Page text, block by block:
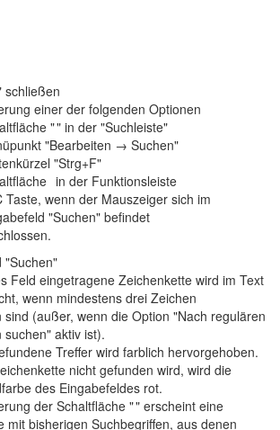
schließen
einer der folgenden Optionen
"" in der "Suchleiste"
"Bearbeiten → Suchen"
"Strg+F"
in der Funktionsleiste
Taste, wenn der Mauszeiger sich im
"Suchen" befindet
"Suchen"
Feld eingetragene Zeichenkette wird im Text
wenn mindestens drei Zeichen
sind (außer, wenn die Option "Nach regulären
suchen" aktiv ist).
Treffer wird farblich hervorgehoben.
nicht gefunden wird, wird die
des Eingabefeldes rot.
der Schaltfläche "" erscheint eine
mit bisherigen Suchbegriffen, aus denen